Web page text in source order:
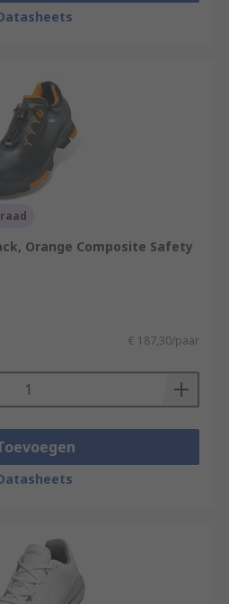
Orange Composite Safety
€ 187,30/paar